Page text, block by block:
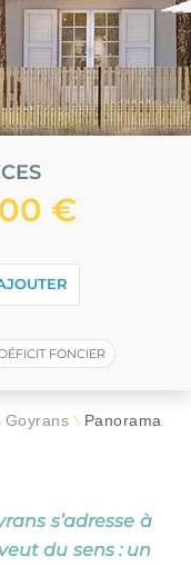
€
DÉFICIT FONCIER
Goyrans \ Panorama
s’adresse à
du sens : un